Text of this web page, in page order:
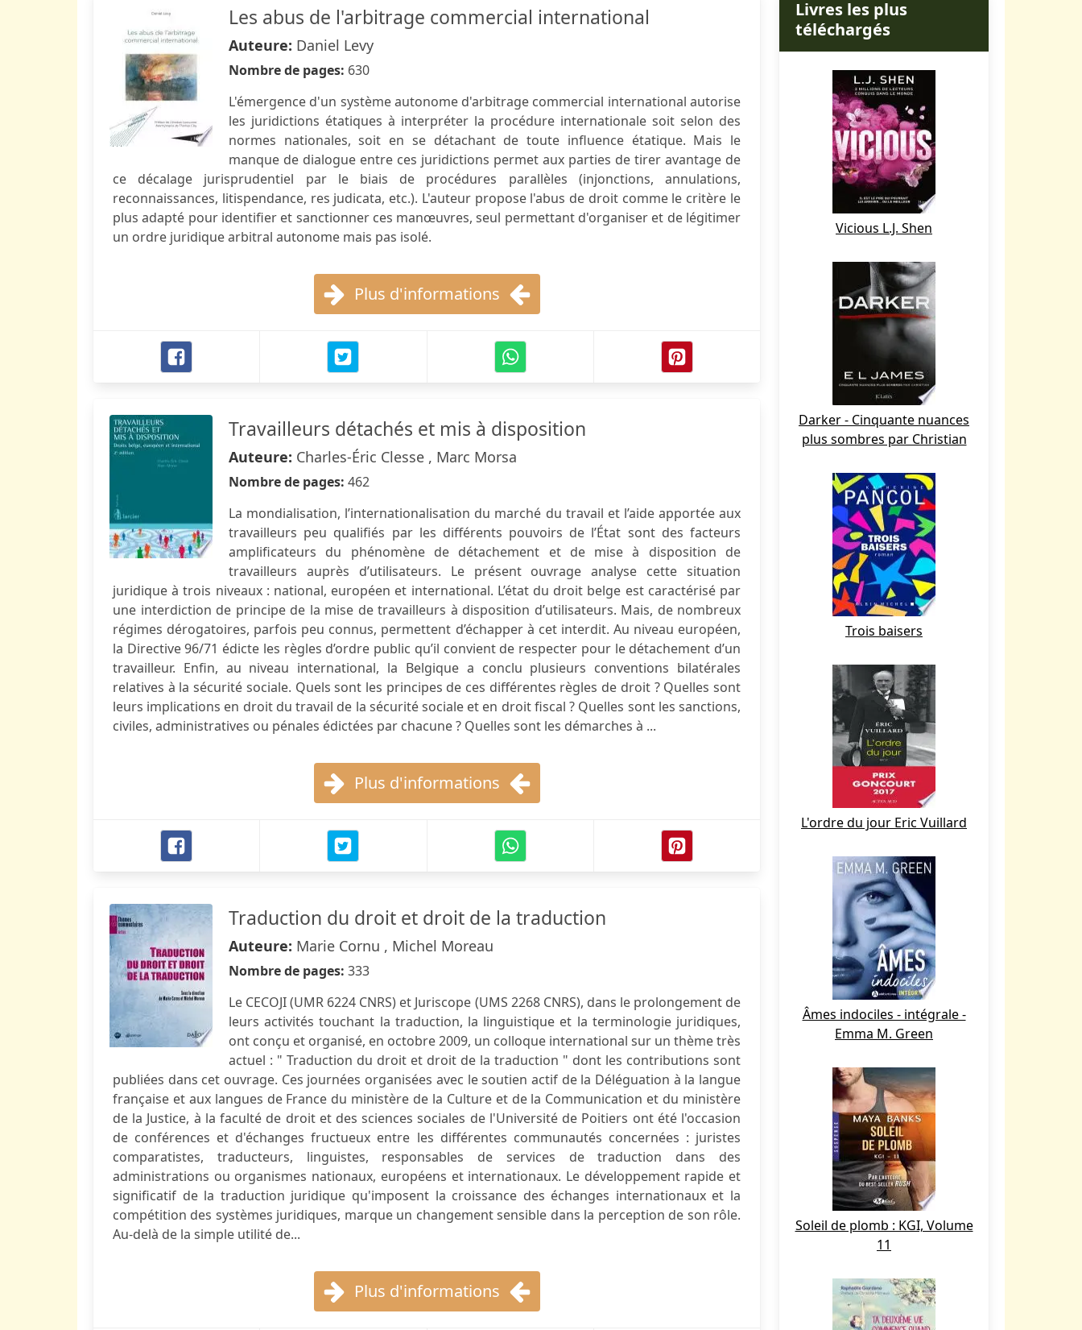
Les abus de l'arbitrage commercial international
Auteure: Daniel Levy
Nombre de pages: 630
L'émergence d'un système autonome d'arbitrage commercial international autorise
les juridictions étatiques à interpréter la procédure internationale soit selon des
normes nationales, soit en se détachant de toute influence étatique. Mais le
manque de dialogue entre ces juridictions permet aux parties de tirer avantage de
ce décalage jurisprudentiel par le biais de procédures parallèles (injonctions, annulations,
reconnaissances, litispendance, res judicata, etc.). L'auteur propose l'abus de droit comme le critère le
plus adapté pour identifier et sanctionner ces manœuvres, seul permettant d'organiser et de légitimer
un ordre juridique arbitral autonome mais pas isolé.
Plus d'informations
Travailleurs détachés et mis à disposition
Auteure: Charles-Éric Clesse , Marc Morsa
Nombre de pages: 462
La mondialisation, l’internationalisation du marché du travail et l’aide apportée aux
travailleurs peu qualifiés par les différents pouvoirs de l’État sont des facteurs
amplificateurs du phénomène de détachement et de mise à disposition de
travailleurs auprès d’utilisateurs. Le présent ouvrage analyse cette situation
juridique à trois niveaux : national, européen et international. L’état du droit belge est caractérisé par
une interdiction de principe de la mise de travailleurs à disposition d’utilisateurs. Mais, de nombreux
régimes dérogatoires, parfois peu connus, permettent d’échapper à cet interdit. Au niveau européen,
la Directive 96/71 édicte les règles d’ordre public qu’il convient de respecter pour le détachement d’un
travailleur. Enfin, au niveau international, la Belgique a conclu plusieurs conventions bilatérales
relatives à la sécurité sociale. Quels sont les principes de ces différentes règles de droit ? Quelles sont
leurs implications en droit du travail de la sécurité sociale et en droit fiscal ? Quelles sont les sanctions,
civiles, administratives ou pénales édictées par chacune ? Quelles sont les démarches à ...
Plus d'informations
Traduction du droit et droit de la traduction
Auteure: Marie Cornu , Michel Moreau
Nombre de pages: 333
Le CECOJI (UMR 6224 CNRS) et Juriscope (UMS 2268 CNRS), dans le prolongement de
leurs activités touchant la traduction, la linguistique et la terminologie juridiques,
ont conçu et organisé, en octobre 2009, un colloque international sur un thème très
actuel : " Traduction du droit et droit de la traduction " dont les contributions sont
publiées dans cet ouvrage. Ces journées organisées avec le soutien actif de la Déléguation à la langue
française et aux langues de France du ministère de la Culture et de la Communication et du ministère
de la Justice, à la faculté de droit et des sciences sociales de l'Université de Poitiers ont été l'occasion
de conférences et d'échanges fructueux entre les différentes communautés concernées : juristes
comparatistes, traducteurs, linguistes, responsables de services de traduction dans des
administrations ou organismes nationaux, européens et internationaux. Le développement rapide et
significatif de la traduction juridique qu'imposent la croissance des échanges internationaux et la
compétition des systèmes juridiques, marque un changement sensible dans la perception de son rôle.
Au-delà de la simple utilité de...
Plus d'informations
Livres les plus
téléchargés
Vicious L.J. Shen
Darker - Cinquante nuances
plus sombres par Christian
Trois baisers
L'ordre du jour Eric Vuillard
Âmes indociles - intégrale -
Emma M. Green
Soleil de plomb : KGI, Volume
11